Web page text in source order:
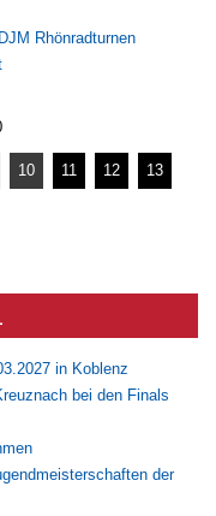
Rhönradturnen
10 11 12
13
in Koblenz
bei den Finals
der